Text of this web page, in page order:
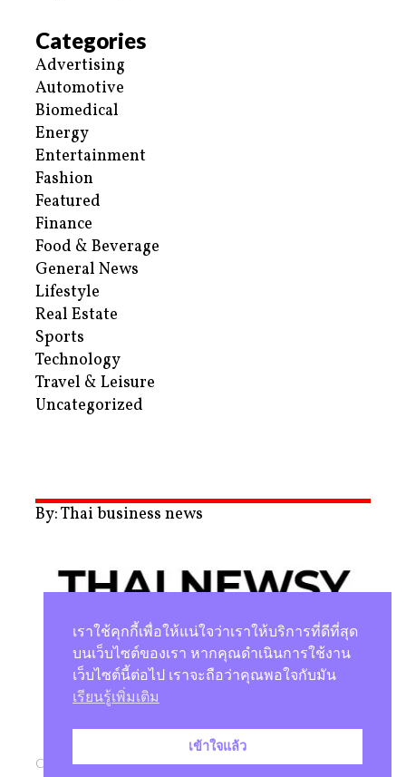
Categories
Advertising
Automotive
Biomedical
Energy
Entertainment
Fashion
Featured
Finance
Food & Beverage
General News
Lifestyle
Real Estate
Sports
Technology
Travel & Leisure
Uncategorized
By: Thai business news
นโยบายความเป็นส่วนตัว
Copyright © 2026 |Studio Magenta Co., Ltd.
เราใช้คุกกี้เพื่อให้แน่ใจว่าเราให้บริการที่ดีที่สุด
บนเว็บไซต์ของเรา หากคุณดำเนินการใช้งาน
เว็บไซต์นี้ต่อไป เราจะถือว่าคุณพอใจกับมัน
เรียนรู้เพิ่มเติม
เข้าใจแล้ว